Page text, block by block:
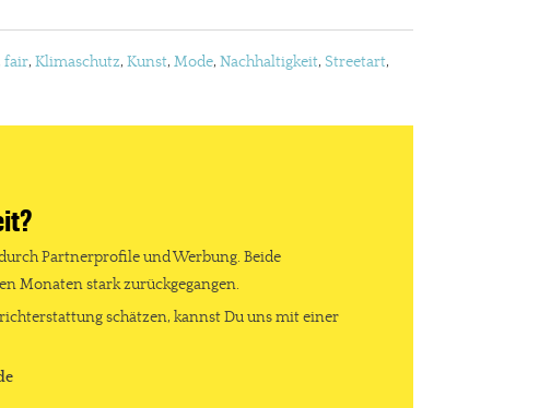
fair, Klimaschutz, Kunst, Mode, Nachhaltigkeit, Streetart,
Partnerprofile und Werbung. Beide
Monaten stark zurückgegangen.
schätzen, kannst Du uns mit einer